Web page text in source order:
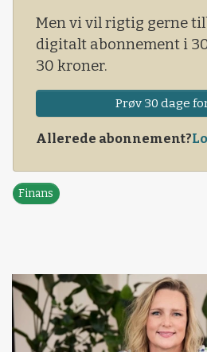
Men vi vil rigtig gerne
digitalt abonnement i
30 kroner.
Prøv 30 dage
Allerede abonnement?
Finans